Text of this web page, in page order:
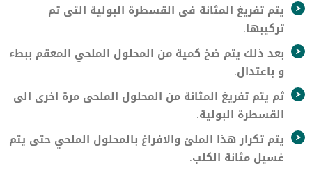
يتم تفريغ المثانة فى القسطرة البولية التى تم
تركيبها.
بعد ذلك يتم ضخ كمية من المحلول الملحي المعقم ببطء
و باعتدال.
ثم يتم تفريغ المثانة من المحلول الملحى مرة اخرى الى
القسطرة البولية.
يتم تكرار هذا الملئ والافراغ بالمحلول الملحي حتى يتم
غسيل مثانة الكلب.